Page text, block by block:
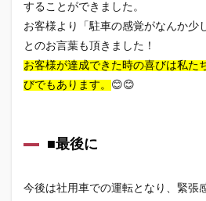
することができました。
お客様より「駐車の感覚がなんか少
とのお言葉も頂きました！
お客様が達成できた時の喜びは私た
びでもあります。 😊😊
■最後に
今後は社用車での運転となり、緊張